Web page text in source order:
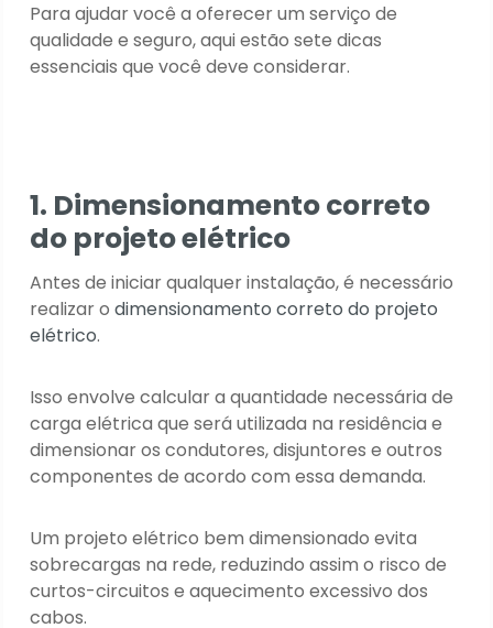
Para ajudar você a oferecer um serviço de
qualidade e seguro, aqui estão sete dicas
essenciais que você deve considerar.
1. Dimensionamento correto
do projeto elétrico
Antes de iniciar qualquer instalação, é necessário
realizar odimensionamento correto do projeto
elétrico.
Isso envolve calcular a quantidade necessária de
carga elétrica que será utilizada na residência e
dimensionar os condutores, disjuntores e outros
componentes de acordo com essa demanda.
Um projeto elétrico bem dimensionado evita
sobrecargas na rede, reduzindo assim o risco de
curtos-circuitos e aquecimento excessivo dos
cabos.